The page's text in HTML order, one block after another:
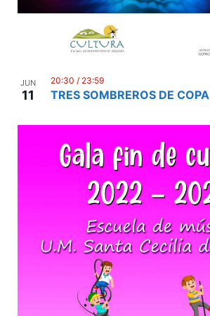
JUN
11 TRES SOMBREROS DE COPA
20:30 / 23:59